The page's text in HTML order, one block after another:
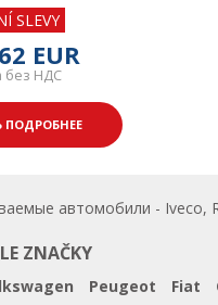
SLEVY
EUR
без НДС
ПОДРОБНЕЕ
автомобили -
ZNAČKY
Peugeot Fiat